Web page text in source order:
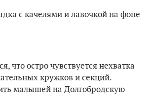
что остро чувствуется нехватка
кружков и секций.
малышей на Долгобродскую